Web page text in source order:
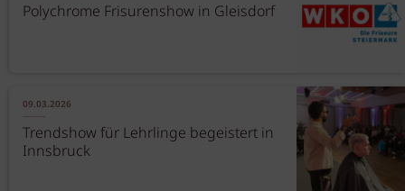
Polychrome Frisurenshow in Gleisdorf
09.03.2026
Trendshow für Lehrlinge begeistert in
Innsbruck